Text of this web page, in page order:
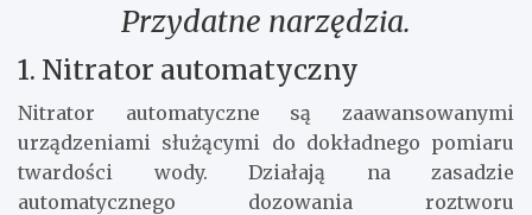
Przydatne narzędzia.
1. Nitrator automatyczny
Nitrator automatyczne są zaawansowanymi
urządzeniami służącymi do dokładnego pomiaru
twardości wody. Działają na zasadzie
automatycznego dozowania roztworu